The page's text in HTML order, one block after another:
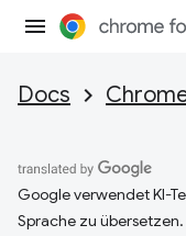
Docs
Google verwendet KI-
Sprache zu